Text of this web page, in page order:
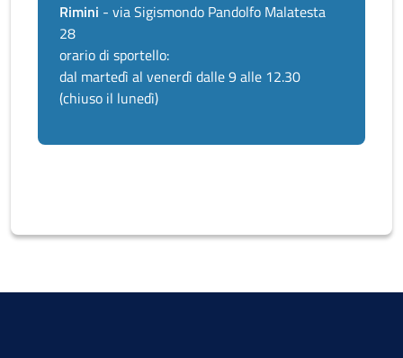
Rimini - via Sigismondo Pandolfo Malatesta
28
orario di sportello:
dal martedì al venerdì dalle 9 alle 12.30
(chiuso il lunedì)